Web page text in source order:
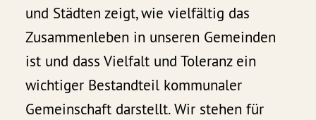
und Städten zeigt, wie vielfältig das
Zusammenleben in unseren Gemeinden
ist und dass Vielfalt und Toleranz ein
wichtiger Bestandteil kommunaler
Gemeinschaft darstellt. Wir stehen für